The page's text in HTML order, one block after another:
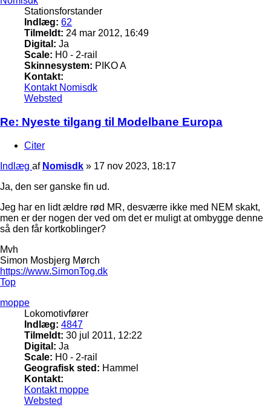
Stationsforstander
Indlæg: 62
Tilmeldt: 24 mar 2012, 16:49
Digital: Ja
Scale: H0 - 2-rail
Skinnesystem: PIKO A
Kontakt:
Kontakt Nomisdk
Websted
Re: Nyeste tilgang til Modelbane Europa
Citer
Indlæg af Nomisdk » 17 nov 2023, 18:17
Ja, den ser ganske fin ud.
Jeg har en lidt ældre rød MR, desværre ikke med NEM skakt,
men er der nogen der ved om det er muligt at ombygge denne
så den får kortkoblinger?
Mvh
Simon Mosbjerg Mørch
https://www.SimonTog.dk
Top
moppe
Lokomotivfører
Indlæg: 4847
Tilmeldt: 30 jul 2011, 12:22
Digital: Ja
Scale: H0 - 2-rail
Geografisk sted: Hammel
Kontakt:
Kontakt moppe
Websted